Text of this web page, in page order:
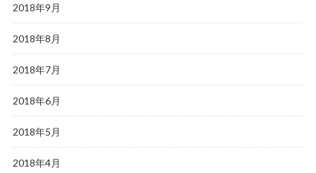
2018年9月
2018年8月
2018年7月
2018年6月
2018年5月
2018年4月